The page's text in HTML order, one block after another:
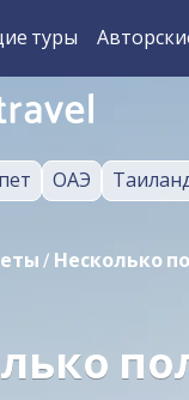
туры
ОАЭ
/ Несколько